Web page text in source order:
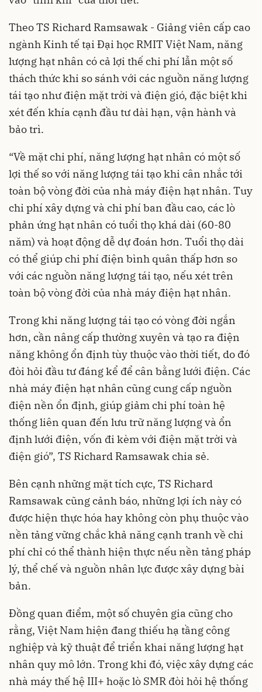
Theo TS Richard Ramsawak - Giảng viên cấp cao
ngành Kinh tế tại Đại học RMIT Việt Nam, năng
lượng hạt nhân có cả lợi thế chi phí lẫn một số
thách thức khi so sánh với các nguồn năng lượng
tái tạo như điện mặt trời và điện gió, đặc biệt khi
xét đến khía cạnh đầu tư dài hạn, vận hành và
bảo trì.
“Về mặt chi phí, năng lượng hạt nhân có một số
lợi thế so với năng lượng tái tạo khi cân nhắc tới
toàn bộ vòng đời của nhà máy điện hạt nhân. Tuy
chi phí xây dựng và chi phí ban đầu cao, các lò
phản ứng hạt nhân có tuổi thọ khá dài (60-80
năm) và hoạt động dễ dự đoán hơn. Tuổi thọ dài
có thể giúp chi phí điện bình quân thấp hơn so
với các nguồn năng lượng tái tạo, nếu xét trên
toàn bộ vòng đời của nhà máy điện hạt nhân.
Trong khi năng lượng tái tạo có vòng đời ngắn
hơn, cần nâng cấp thường xuyên và tạo ra điện
năng không ổn định tùy thuộc vào thời tiết, do đó
đòi hỏi đầu tư đáng kể để cân bằng lưới điện. Các
nhà máy điện hạt nhân cũng cung cấp nguồn
điện nền ổn định, giúp giảm chi phí toàn hệ
thống liên quan đến lưu trữ năng lượng và ổn
định lưới điện, vốn đi kèm với điện mặt trời và
điện gió”, TS Richard Ramsawak chia sẻ.
Bên cạnh những mặt tích cực, TS Richard
Ramsawak cũng cảnh báo, những lợi ích này có
được hiện thực hóa hay không còn phụ thuộc vào
nền tảng vững chắc khả năng cạnh tranh về chi
phí chỉ có thể thành hiện thực nếu nền tảng pháp
lý, thể chế và nguồn nhân lực được xây dựng bài
bản.
Đồng quan điểm, một số chuyên gia cũng cho
rằng, Việt Nam hiện đang thiếu hạ tầng công
nghiệp và kỹ thuật để triển khai năng lượng hạt
nhân quy mô lớn. Trong khi đó, việc xây dựng các
nhà máy thế hệ III+ hoặc lò SMR đòi hỏi hệ thống